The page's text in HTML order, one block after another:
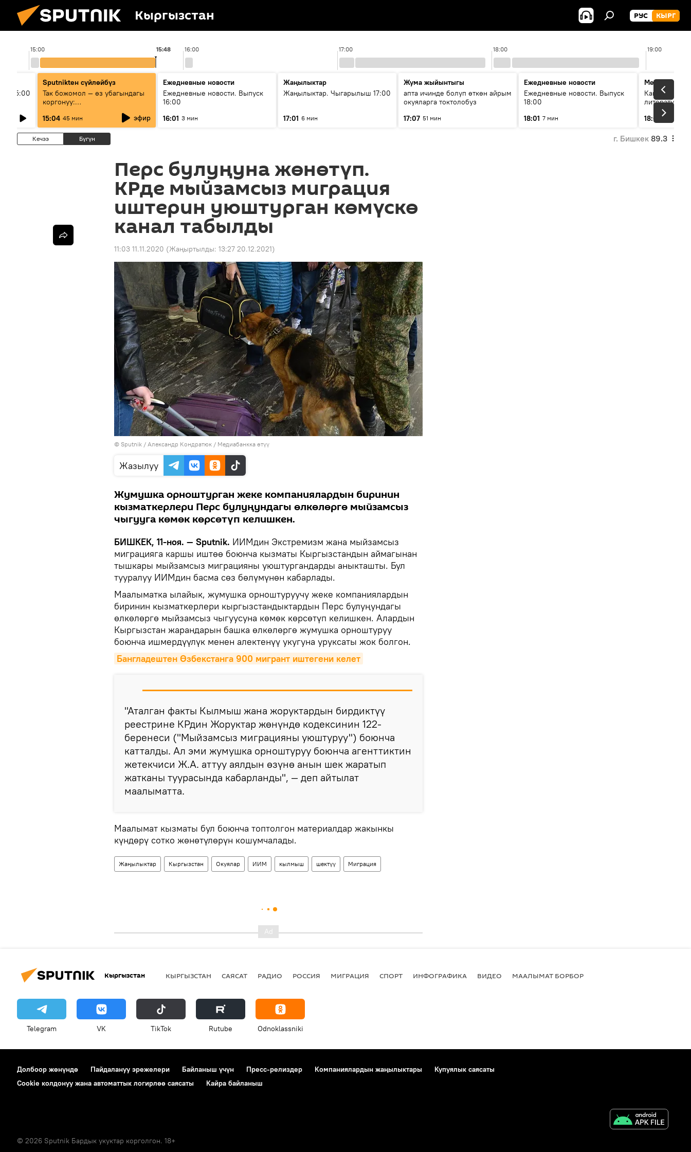
Кыргызстан РУС КЫРГ
15:00 16:00 17:00 18:00 19:00
15:48
15:00
Sputnikteн сүйлөйбүз
Так божомол — өз убагындагы
коргонуу:
гидрометеорологиялык кызмат
кантип өркүндөтүлүүдө
15:04 45 мин эфир
Ежедневные новости
Ежедневные новости. Выпуск
16:00
16:01 3 мин
Жаңылыктар
Жаңылыктар. Чыгарылыш 17:00
17:01 6 мин
Жума жыйынтыгы
апта ичинде болуп өткөн айрым
окуяларга токтолобуз
17:07 51 мин
Ежедневные новости
Ежедневные новости. Выпуск
18:00
18:01 7 мин
Между строк
Как кошки
литературу
18:08
Кечээ Бүгүн г. Бишкек 89.3
Перс булуңуна жөнөтүп.
КРде мыйзамсыз миграция
иштерин уюштурган көмүскө
канал табылды
11:03 11.11.2020 (Жаңыртылды: 13:27 20.12.2021)
© Sputnik / Александр Кондратюк / Медиабанкка өтүү
Жазылуу
Жумушка орноштурган жеке компаниялардын биринин
кызматкерлери Перс булуңундагы өлкөлөргө мыйзамсыз
чыгууга көмөк көрсөтүп келишкен.
БИШКЕК, 11-ноя. — Sputnik. ИИМдин Экстремизм жана мыйзамсыз
миграцияга каршы иштөө боюнча кызматы Кыргызстандын аймагынан
тышкары мыйзамсыз миграцияны уюштургандарды аныкташты. Бул
тууралуу ИИМдин басма сөз бөлүмүнөн кабарлады.
Маалыматка ылайык, жумушка орноштуруучу жеке компаниялардын
биринин кызматкерлери кыргызстандыктардын Перс булуңундагы
өлкөлөргө мыйзамсыз чыгуусуна көмөк көрсөтүп келишкен. Алардын
Кыргызстан жарандарын башка өлкөлөргө жумушка орноштуруу
боюнча ишмердүүлүк менен алектенүү укугуна уруксаты жок болгон.
Бангладештен Өзбекстанга 900 мигрант иштегени келет
"Аталган факты Кылмыш жана жоруктардын бирдиктүү
реестрине КРдин Жоруктар жөнүндө кодексинин 122-
беренеси ("Мыйзамсыз миграцияны уюштуруу") боюнча
катталды. Ал эми жумушка орноштуруу боюнча агенттиктин
жетекчиси Ж.А. аттуу аялдын өзүнө анын шек жаратып
жатканы туурасында кабарланды", — деп айтылат
маалыматта.
Маалымат кызматы бул боюнча топтолгон материалдар жакынкы
күндөрү сотко жөнөтүлөрүн кошумчалады.
Жаңылыктар Кыргызстан Окуялар ИИМ кылмыш шектүү Миграция
Кыргызстан КЫРГЫЗСТАН САЯСАТ РАДИО РОССИЯ МИГРАЦИЯ СПОРТ ИНФОГРАФИКА ВИДЕО МААЛЫМАТ БОРБОР
Telegram VK ТikТоk Rutube Odnoklassniki
Долбоор жөнүндө Пайдалануу эрежелери Байланыш үчүн Пресс-релиздер Компаниялардын жаңылыктары
Купуялык саясаты
Cookie колдонуу жана автоматтык логирлөө саясаты
Кайра байланыш
© 2026 Sputnik Бардык укуктар корголгон. 18+